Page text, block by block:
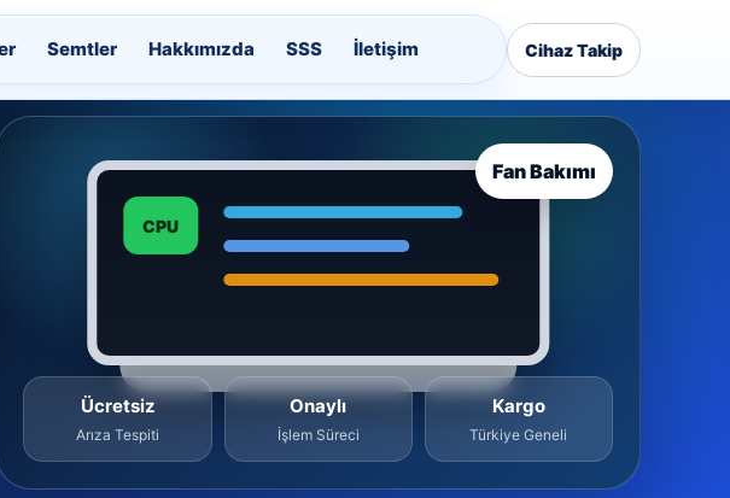
Semtler Hakkımızda SSS İletişim Cihaz Takip
CPU
Fan Bakımı
Ücretsiz
Arıza Tespiti
Onaylı
İşlem Süreci
Kargo
Türkiye Geneli